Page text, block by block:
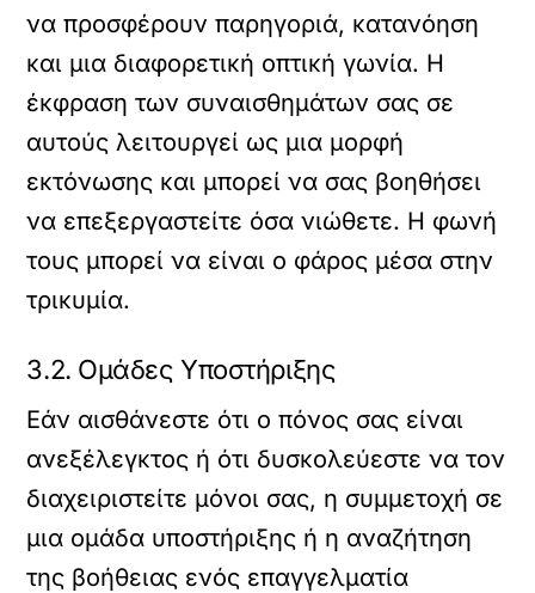
να προσφέρουν παρηγοριά, κατανόηση
και μια διαφορετική οπτική γωνία. Η
έκφραση των συναισθημάτων σας σε
αυτούς λειτουργεί ως μια μορφή
εκτόνωσης και μπορεί να σας βοηθήσει
να επεξεργαστείτε όσα νιώθετε. Η φωνή
τους μπορεί να είναι ο φάρος μέσα στην
τρικυμία.
3.2. Ομάδες Υποστήριξης
Εάν αισθάνεστε ότι ο πόνος σας είναι
ανεξέλεγκτος ή ότι δυσκολεύεστε να τον
διαχειριστείτε μόνοι σας, η συμμετοχή σε
μια ομάδα υποστήριξης ή η αναζήτηση
της βοήθειας ενός επαγγελματία